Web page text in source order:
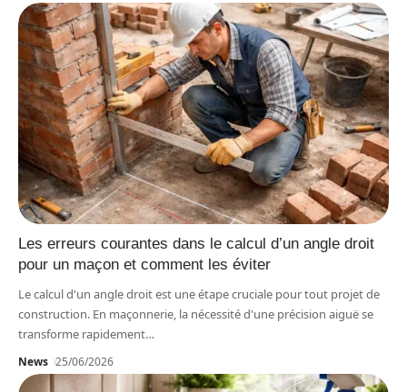
Les erreurs courantes dans le calcul d’un angle droit
pour un maçon et comment les éviter
Le calcul d'un angle droit est une étape cruciale pour tout projet de
construction. En maçonnerie, la nécessité d'une précision aiguë se
transforme rapidement…
News 25/06/2026